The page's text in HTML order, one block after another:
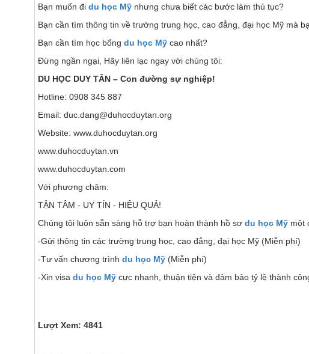
Bạn muốn đi du học Mỹ nhưng chưa biết các bước làm thủ tục?
Bạn cần tìm thông tin về trường trung học, cao đẳng, đại học Mỹ mà
Bạn cần tìm học bổng du học Mỹ cao nhất?
Đừng ngần ngại, Hãy liên lạc ngay với chúng tôi:
DU HỌC DUY TÂN – Con đường sự nghiệp!
Hotline: 0908 345 887
Email: duc.dang@duhocduytan.org
Website: www.duhocduytan.org
www.duhocduytan.vn
www.duhocduytan.com
Với phương châm:
TẬN TÂM - UY TÍN - HIỆU QUẢ!
Chúng tôi luôn sẵn sàng hỗ trợ bạn hoàn thành hồ sơ du học Mỹ một
-Gửi thông tin các trường trung học, cao đẳng, đại học Mỹ (Miễn phí)
-Tư vấn chương trình du học Mỹ (Miễn phí)
-Xin visa du học Mỹ cực nhanh, thuận tiện và đảm bảo tỷ lệ thành
Lượt Xem: 4841